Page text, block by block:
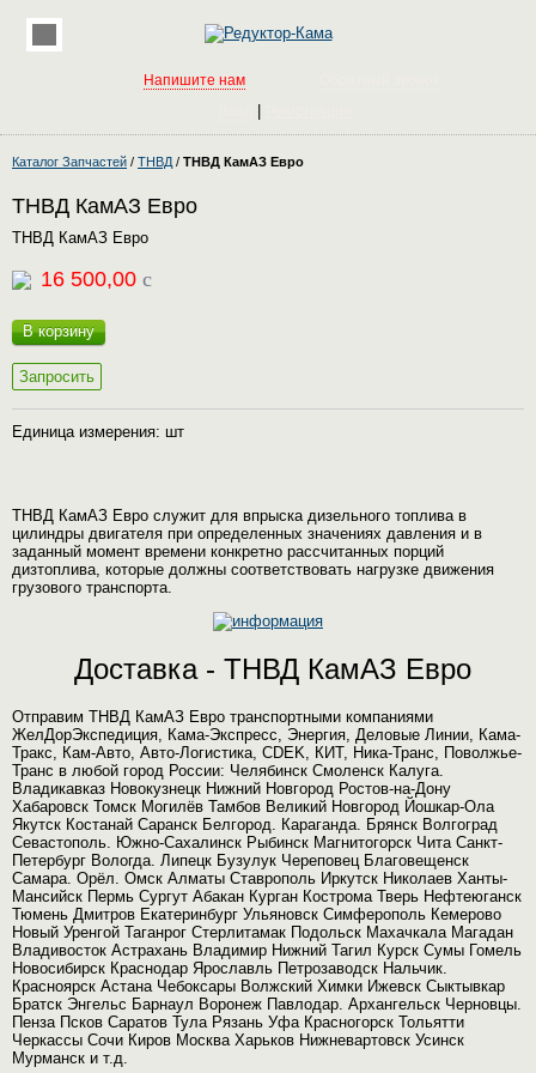
Напишите нам
Каталог Запчастей / ТНВД / ТНВД КамАЗ Евро
ТНВД КамАЗ Евро
ТНВД КамАЗ Евро
16 500,00 c
В корзину
Запросить
Единица измерения: шт
ТНВД КамАЗ Евро служит для впрыска дизельного топлива в
цилиндры двигателя при определенных значениях давления и в
заданный момент времени конкретно рассчитанных порций
дизтоплива, которые должны соответствовать нагрузке движения
грузового транспорта.
Доставка - ТНВД КамАЗ Евро
Отправим ТНВД КамАЗ Евро транспортными компаниями
ЖелДорЭкспедиция, Кама-Экспресс, Энергия, Деловые Линии, Кама-
Тракс, Кам-Авто, Авто-Логистика, CDEK, КИТ, Ника-Транс, Поволжье-
Транс в любой город России: Челябинск Смоленск Калуга.
Владикавказ Новокузнецк Нижний Новгород Ростов-на-Дону
Хабаровск Томск Могилёв Тамбов Великий Новгород Йошкар-Ола
Якутск Костанай Саранск Белгород. Караганда. Брянск Волгоград
Севастополь. Южно-Сахалинск Рыбинск Магнитогорск Чита Санкт-
Петербург Вологда. Липецк Бузулук Череповец Благовещенск
Самара. Орёл. Омск Алматы Ставрополь Иркутск Николаев Ханты-
Мансийск Пермь Сургут Абакан Курган Кострома Тверь Нефтеюганск
Тюмень Дмитров Екатеринбург Ульяновск Симферополь Кемерово
Новый Уренгой Таганрог Стерлитамак Подольск Махачкала Магадан
Владивосток Астрахань Владимир Нижний Тагил Курск Сумы Гомель
Новосибирск Краснодар Ярославль Петрозаводск Нальчик.
Красноярск Астана Чебоксары Волжский Химки Ижевск Сыктывкар
Братск Энгельс Барнаул Воронеж Павлодар. Архангельск Черновцы.
Пенза Псков Саратов Тула Рязань Уфа Красногорск Тольятти
Черкассы Сочи Киров Москва Харьков Нижневартовск Усинск
Мурманск и т.д.